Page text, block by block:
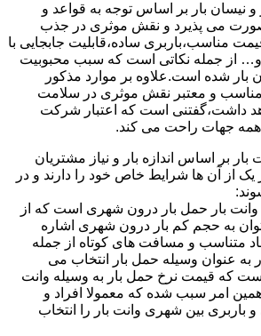
و نیسان بار بر اساس توجه به قواعد و
می پذیرد و نقش موثری در جذب
مناسب،باربری ساده،قابلیت جابجایی با
از جمله نکاتی است که سبب محبوبیت
بار شده است.علاوه بر موارد مذکور
مناسب و معتبر نقش موثری در سلامت
داشت،گفتنی است که اعتبار شرکت
همه جهات راحت می کند.
بار بر اساس اندازه بار و نیاز مشتریان
از آن ها شرایط خاص خود را دارند و در
وانت بار حمل بار درون شهری است که از
به حجم کم بار درون شهری اشاره
متناسب و مسافت های کوتاه از جمله
به عنوان وسیله حمل بار انتخاب می
است که قیمت نرخ حمل بار به وسیله وانت
امر سبب شده که معمولا افراد و
باربری بین شهری وانت بار را انتخاب